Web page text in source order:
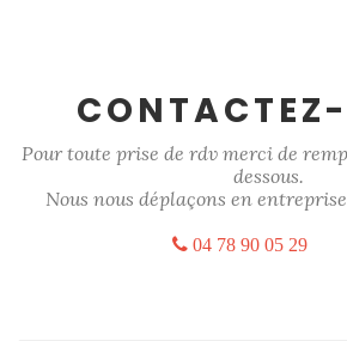
Pour toute prise de rdv merci de
dessous.
Nous nous déplaçons en
04 78 90 05 29